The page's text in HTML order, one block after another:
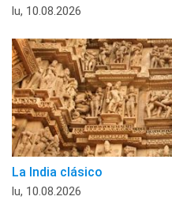
lu, 10.08.2026
La India clásico
lu, 10.08.2026